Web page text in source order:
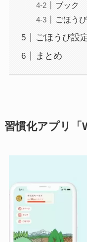
ブック
ごほうび
ごほうび設
まとめ
習慣化アプリ「